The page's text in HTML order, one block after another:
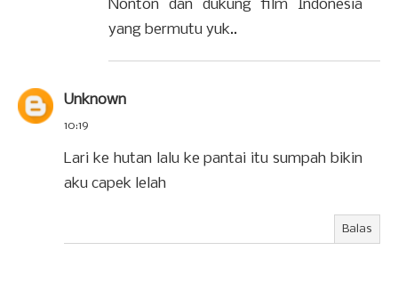
Nonton dan dukung film Indonesia
yang bermutu yuk..
Unknown
10:19
Lari ke hutan lalu ke pantai itu sumpah bikin
aku capek lelah
Balas